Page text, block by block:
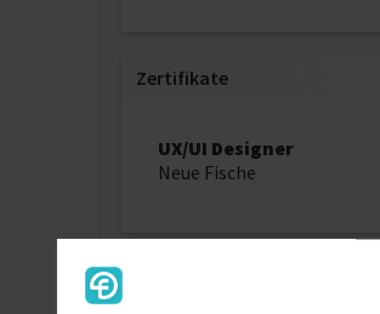
Zertifikate
UX/UI Designer
Neue Fische